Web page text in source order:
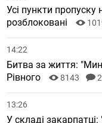
Усі пункти пропуску
розблоковані
14:22
Битва за життя:
Рівного
8143 2
13:26
У складі